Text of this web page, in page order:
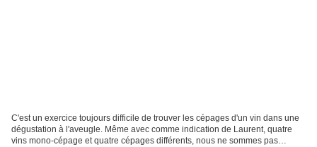
C'est un exercice toujours difficile de trouver les cépages d'un vin dans une
dégustation à l'aveugle. Même avec comme indication de Laurent, quatre
vins mono-cépage et quatre cépages différents, nous ne sommes pas